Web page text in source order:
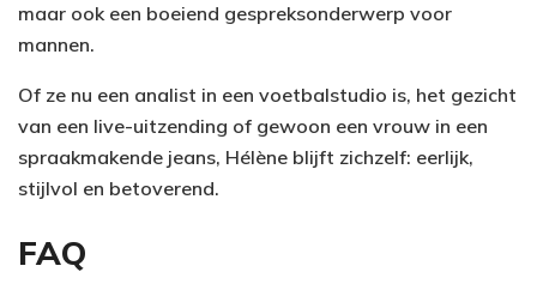
maar ook een boeiend gespreksonderwerp voor
mannen.
Of ze nu een analist in een voetbalstudio is, het gezicht
van een live-uitzending of gewoon een vrouw in een
spraakmakende jeans, Hélène blijft zichzelf: eerlijk,
stijlvol en betoverend.
FAQ